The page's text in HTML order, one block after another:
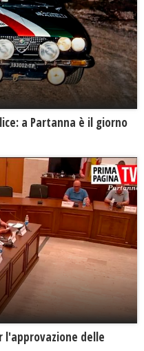
a Partanna è il giorno
l'approvazione delle